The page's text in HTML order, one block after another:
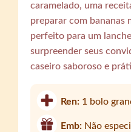
caramelado, uma
preparar com bananas
perfeito para um
surpreender seus
caseiro saboroso e
Ren: 1 bolo
Emb: Não